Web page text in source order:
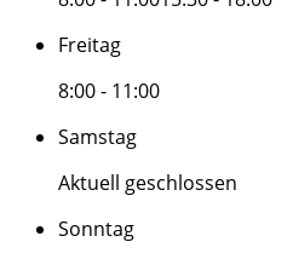
Freitag
8:00 - 11:00
Samstag
Aktuell geschlossen
Sonntag